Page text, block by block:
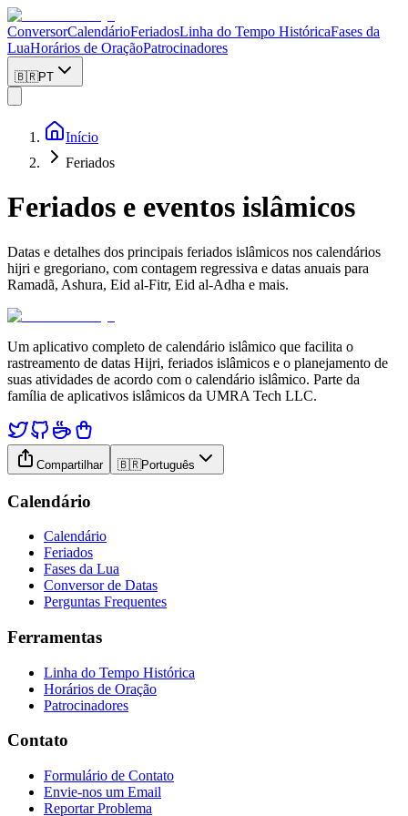
ConversorCalendárioFeriadosLinha do Tempo HistóricaFases da
LuaHorários de OraçãoPatrocinadores
🇧🇷PT
Início
Feriados
Feriados e eventos islâmicos
Datas e detalhes dos principais feriados islâmicos nos calendários
hijri e gregoriano, com contagem regressiva e datas anuais para
Ramadã, Ashura, Eid al-Fitr, Eid al-Adha e mais.
Um aplicativo completo de calendário islâmico que facilita o
rastreamento de datas Hijri, feriados islâmicos e o planejamento de
suas atividades de acordo com o calendário islâmico. Parte da
família de aplicativos islâmicos da UMRA Tech LLC.
Compartilhar 🇧🇷Português
Calendário
Calendário
Feriados
Fases da Lua
Conversor de Datas
Perguntas Frequentes
Ferramentas
Linha do Tempo Histórica
Horários de Oração
Patrocinadores
Contato
Formulário de Contato
Envie-nos um Email
Reportar Problema